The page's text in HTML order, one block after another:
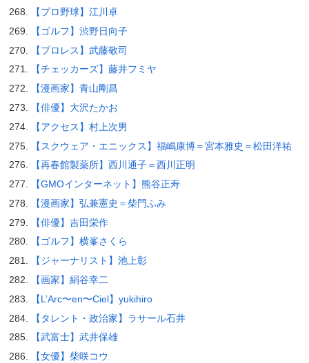
【プロ野球】江川卓
【ゴルフ】渋野日向子
【プロレス】武藤敬司
【チェッカーズ】藤井フミヤ
【漫画家】青山剛昌
【俳優】大沢たかお
【アクセス】村上次男
【スクウェア・エニックス】福嶋康博＝宮本雅史＝松田洋祐
【再春館製薬所】西川通子＝西川正明
【GMOインターネット】熊谷正寿
【漫画家】弘兼憲史＝柴門ふみ
【俳優】吉田栄作
【ゴルフ】横峯さくら
【ジャーナリスト】池上彰
【画家】絹谷幸二
【L’Arc〜en〜Ciel】yukihiro
【タレント・政治家】ラサール石井
【武富士】武井保雄
【女優】柴咲コウ